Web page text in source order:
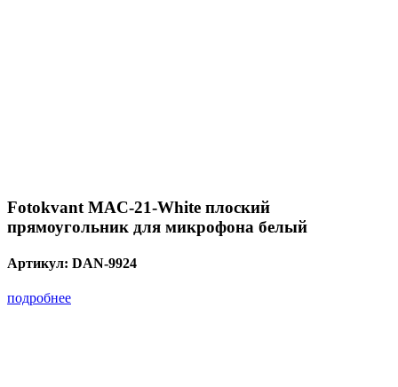
Fotokvant MAC-21-White плоский
прямоугольник для микрофона белый
Артикул: DAN-9924
подробнее